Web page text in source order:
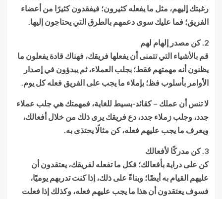
رغبتك إليهم، مثل ما يفعله كثيرون؛ فيفقدون كثيرًا من أعضاء
الفريق؛ فما عليك سوى دعمهم بالطرق التي يحتاجون إليها.
2. كن مصدر إلهام لهم
قم بالأشياء التي تتمنى أن يفعلها فريقك، فهناك قادة يفعلون ما
يظنون أنه مهمتهم فقط؛ بجلب العملاء، ثم يبدؤون في إصدار
الأوامر بأسلوب فظ؛ بإملاء ما يجب على الفريق فعله كل يوم.
لا تنس أن عملك – كقائد-بسيط للغاية، فمهمتك هي جلب عملاء
جدد، وجلب زملاء جدد، دع فريقك يرى ذلك من خلال أفعالك،
ويعرف ما يجب عليهم فعله، كن مثالًا يحتذى به.
3. كن مدركًا لأفعالك
كن على دراية بأفعالك؛ فكل ما تفعله لفريقك، يعتقدون أن
عليهم القيام به أيضًا؛ وبناءً على ذلك، إذا كنت تدربهم يوميًا،
فسوف يعتقدون أن هذا ما يجب عليهم فعله، وكذلك إذا فعلت